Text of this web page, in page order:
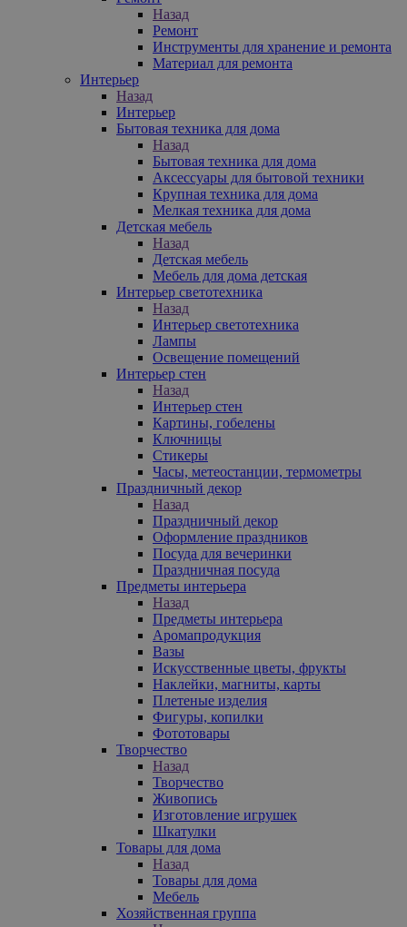
Назад
Ремонт
Инструменты для хранение и ремонта
Материал для ремонта
Интерьер
Назад
Интерьер
Бытовая техника для дома
Назад
Бытовая техника для дома
Аксессуары для бытовой техники
Крупная техника для дома
Мелкая техника для дома
Детская мебель
Назад
Детская мебель
Мебель для дома детская
Интерьер светотехника
Назад
Интерьер светотехника
Лампы
Освещение помещений
Интерьер стен
Назад
Интерьер стен
Картины, гобелены
Ключницы
Стикеры
Часы, метеостанции, термометры
Праздничный декор
Назад
Праздничный декор
Оформление праздников
Посуда для вечеринки
Праздничная посуда
Предметы интерьера
Назад
Предметы интерьера
Аромапродукция
Вазы
Искусственные цветы, фрукты
Наклейки, магниты, карты
Плетеные изделия
Фигуры, копилки
Фототовары
Творчество
Назад
Творчество
Живопись
Изготовление игрушек
Шкатулки
Товары для дома
Назад
Товары для дома
Мебель
Хозяйственная группа